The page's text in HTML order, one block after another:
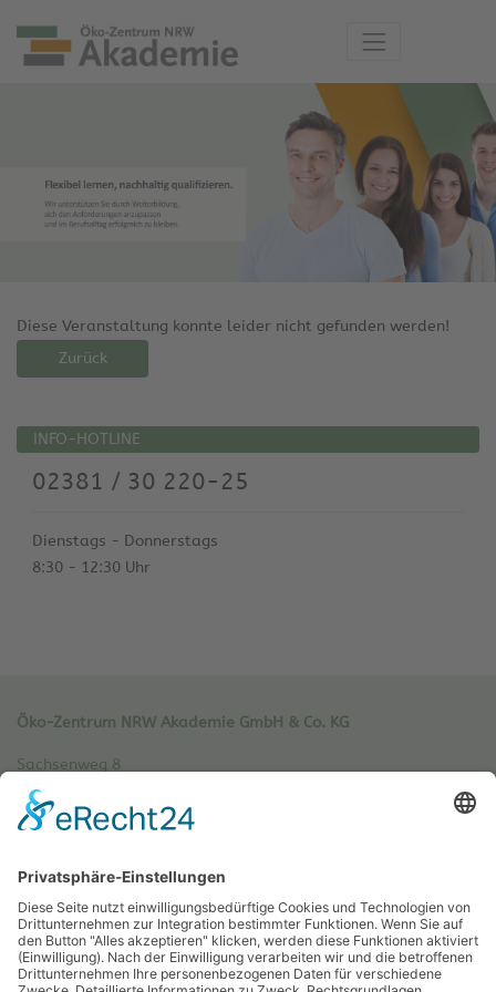
Diese Veranstaltung konnte leider nicht gefunden werden!
Zurück
INFO-HOTLINE
02381 / 30 220-25
Dienstags - Donnerstags
8:30 - 12:30 Uhr
Öko-Zentrum NRW Akademie GmbH & Co. KG
Sachsenweg 8
59073 Hamm
Tel.: 02381 / 30 220-0
info[at]oe-akademie.de
Vertrag widerrufen
Sitemap